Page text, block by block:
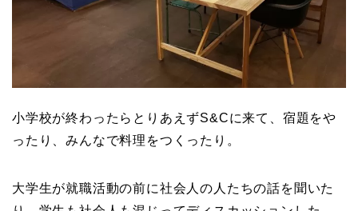
小学校が終わったらとりあえずS&Cに来て、宿題をや
ったり、みんなで料理をつくったり。
大学生が就職活動の前に社会人の人たちの話を聞いた